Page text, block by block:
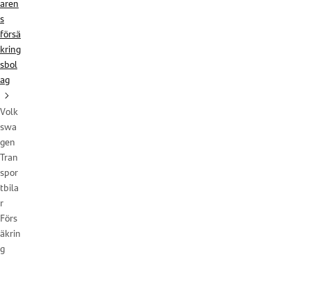
aren
s
försä
kring
sbol
ag
Volk
swa
gen
Tran
spor
tbila
r
Förs
äkrin
g